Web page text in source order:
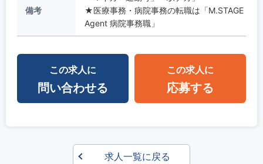
備考
★医療事務・病院事務の転職は「M.STAGE
Agent 病院事務職」
この求人に
問い合わせる
この求人に
応募する
求人一覧に戻る